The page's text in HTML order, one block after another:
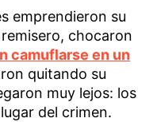
emprendieron su
chocaron
camuflarse en un
quitando su
muy lejos: los
del crimen.